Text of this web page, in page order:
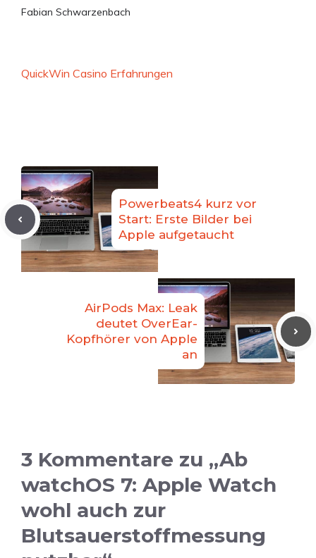
Fabian Schwarzenbach
QuickWin Casino Erfahrungen
Powerbeats4 kurz vor
Start: Erste Bilder bei
Apple aufgetaucht
AirPods Max: Leak
deutet OverEar-
Kopfhörer von Apple
an
3 Kommentare zu „Ab
watchOS 7: Apple Watch
wohl auch zur
Blutsauerstoffmessung